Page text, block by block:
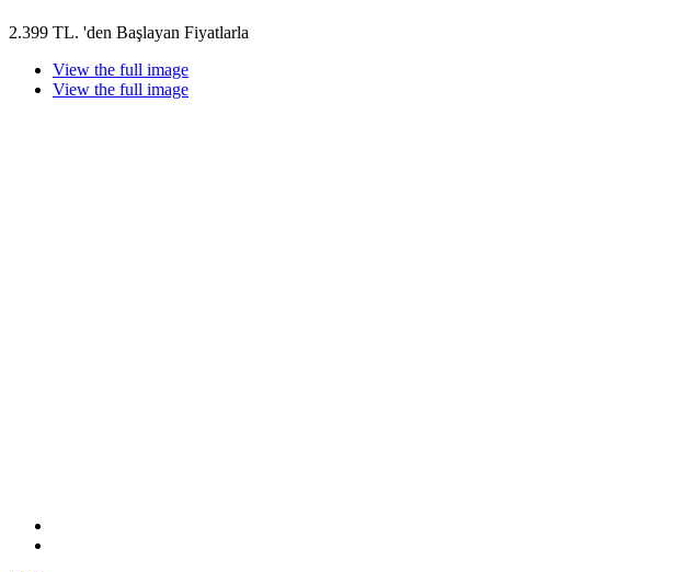
2.399 TL. 'den Başlayan Fiyatlarla
View the full image
View the full image